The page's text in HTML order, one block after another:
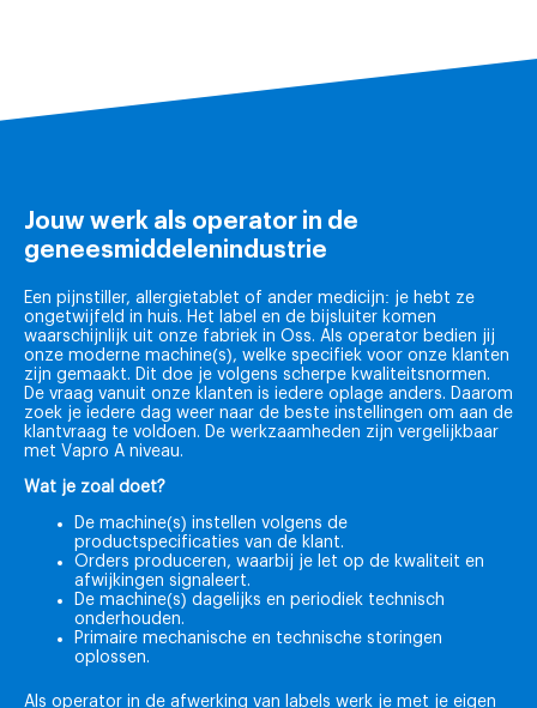
Jouw werk als operator in de
geneesmiddelenindustrie
Een pijnstiller, allergietablet of ander medicijn: je hebt ze
ongetwijfeld in huis. Het label en de bijsluiter komen
waarschijnlijk uit onze fabriek in Oss. Als operator bedien jij
onze moderne machine(s), welke specifiek voor onze klanten
zijn gemaakt. Dit doe je volgens scherpe kwaliteitsnormen.
De vraag vanuit onze klanten is iedere oplage anders. Daarom
zoek je iedere dag weer naar de beste instellingen om aan de
klantvraag te voldoen. De werkzaamheden zijn vergelijkbaar
met Vapro A niveau.
Wat je zoal doet?
De machine(s) instellen volgens de
productspecificaties van de klant.
Orders produceren, waarbij je let op de kwaliteit en
afwijkingen signaleert.
De machine(s) dagelijks en periodiek technisch
onderhouden.
Primaire mechanische en technische storingen
oplossen.
Als operator in de afwerking van labels werk je met je eigen